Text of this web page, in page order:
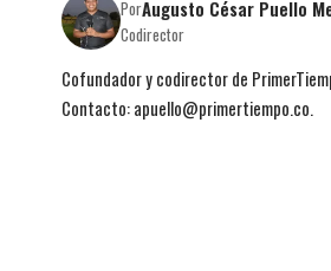
PorAugusto César Puello
Codirector
Cofundador y codirector de
Contacto: apuello@primertiempo.co.